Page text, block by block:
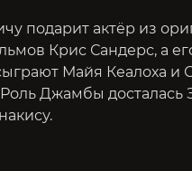
подарит актёр из
Крис Сандерс, а
Майя Кеалоха и
Джамбы досталась